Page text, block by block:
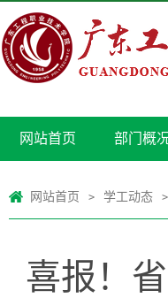
网站首页 部门概
网站首页 > 学工动态 >
喜报！